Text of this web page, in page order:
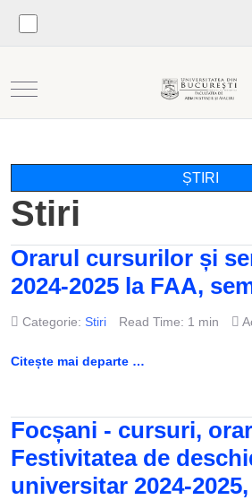
Mobile Menu Toggle
ȘTIRI
Stiri
Orarul cursurilor și
2024-2025 la FAA,
Categorie: Stiri Read Time: 1 min
Citește mai departe …
Focșani - cursuri,
Festivitatea de
universitar 2024-